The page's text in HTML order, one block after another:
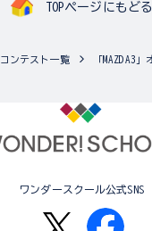
TOPページにもどる
コンテスト一覧
ワンダースクール公式SNS